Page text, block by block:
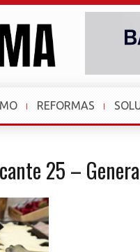
REFORMAS
25 –